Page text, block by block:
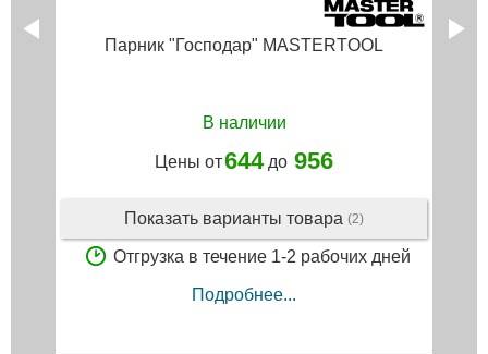
Парник "Господар" MASTERTOOL
В наличии
Цены от644до 956
Показать варианты товара (2)
Отгрузка в течение 1-2 рабочих дней
Подробнее...